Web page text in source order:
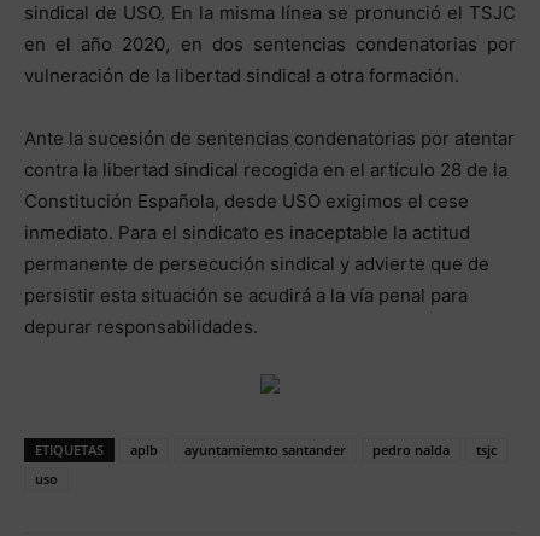
sindical de USO. En la misma línea se pronunció el TSJC
en el año 2020, en dos sentencias condenatorias por
vulneración de la libertad sindical a otra formación.
Ante la sucesión de sentencias condenatorias por atentar
contra la libertad sindical recogida en el artículo 28 de la
Constitución Española, desde USO exigimos el cese
inmediato. Para el sindicato es inaceptable la actitud
permanente de persecución sindical y advierte que de
persistir esta situación se acudirá a la vía penal para
depurar responsabilidades.
ETIQUETAS aplb ayuntamiemto santander pedro nalda
tsjc
uso